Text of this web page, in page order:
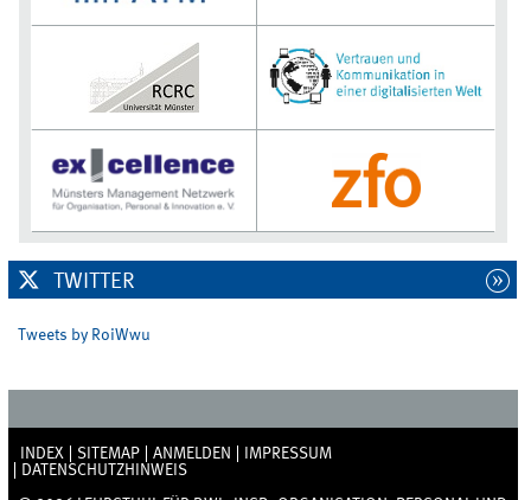
TWITTER
Tweets by RoiWwu
INDEX SITEMAP ANMELDEN
IMPRESSUM
DATENSCHUTZHINWEIS